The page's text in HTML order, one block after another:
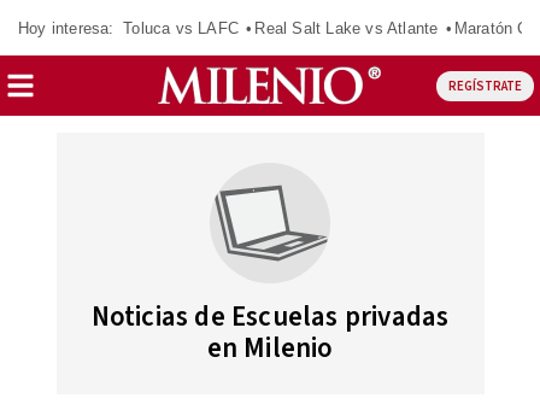
Hoy interesa: Toluca vs LAFC Real Salt Lake vs Atlante Maratón
REGÍSTRATE
Noticias de Escuelas privadas
en Milenio